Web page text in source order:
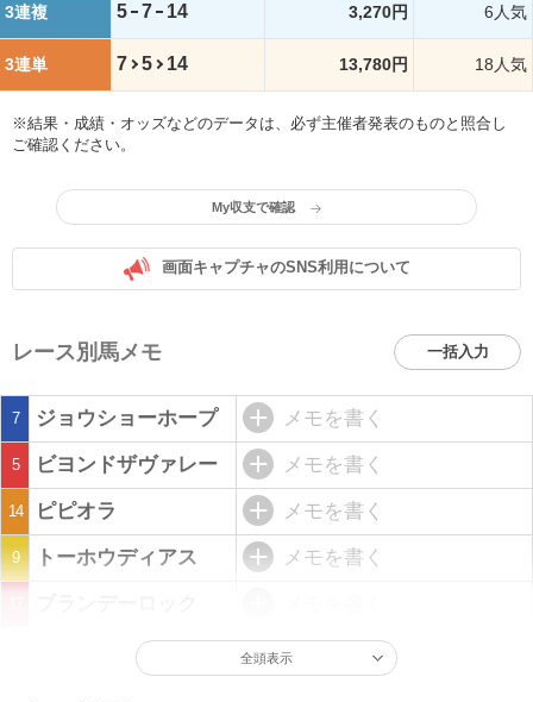
3連複 5 7 14 3,270円 6人気
3連単 7 5 14 13,780円 18人気
※結果・成績・オッズなどのデータは、必ず主催者発表のものと照合し
ご確認ください。
My収支で確認
画面キャプチャのSNS利用について
レース別馬メモ 一括入力
7 ジョウショーホープ メモを書く
5 ビヨンドザヴァレー メモを書く
14 ピピオラ メモを書く
9 トーホウディアス メモを書く
全頭表示